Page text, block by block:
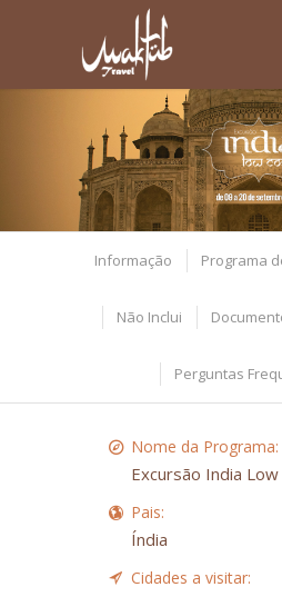
Informação Programa
Não Inclui
Perguntas
Nome da Programa:
Excursão India
Pais:
Índia
Cidades a visitar: